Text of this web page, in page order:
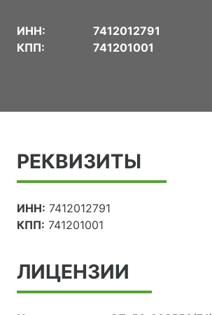
ИНН:
7412012791
КПП:
741201001
РЕКВИЗИТЫ
ИНН: 7412012791
КПП: 741201001
ЛИЦЕНЗИИ